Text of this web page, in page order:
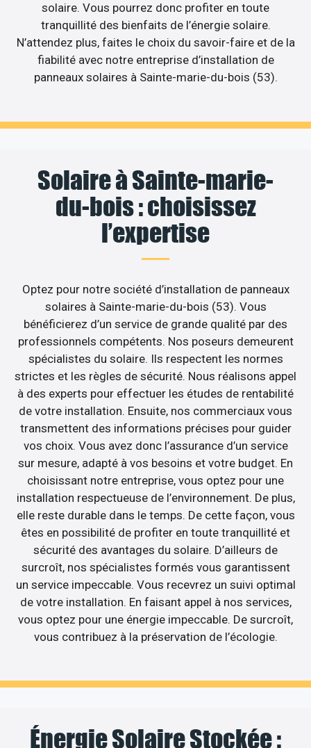
solaire. Vous pourrez donc profiter en toute
tranquillité des bienfaits de l’énergie solaire.
N’attendez plus, faites le choix du savoir-faire et de la
fiabilité avec notre entreprise d’installation de
panneaux solaires à Sainte-marie-du-bois (53).
Solaire à Sainte-marie-
du-bois : choisissez
l’expertise
Optez pour notre société d’installation de panneaux
solaires à Sainte-marie-du-bois (53). Vous
bénéficierez d’un service de grande qualité par des
professionnels compétents. Nos poseurs demeurent
spécialistes du solaire. Ils respectent les normes
strictes et les règles de sécurité. Nous réalisons appel
à des experts pour effectuer les études de rentabilité
de votre installation. Ensuite, nos commerciaux vous
transmettent des informations précises pour guider
vos choix. Vous avez donc l’assurance d’un service
sur mesure, adapté à vos besoins et votre budget. En
choisissant notre entreprise, vous optez pour une
installation respectueuse de l’environnement. De plus,
elle reste durable dans le temps. De cette façon, vous
êtes en possibilité de profiter en toute tranquillité et
sécurité des avantages du solaire. D’ailleurs de
surcroît, nos spécialistes formés vous garantissent
un service impeccable. Vous recevrez un suivi optimal
de votre installation. En faisant appel à nos services,
vous optez pour une énergie impeccable. De surcroît,
vous contribuez à la préservation de l’écologie.
Énergie Solaire Stockée :